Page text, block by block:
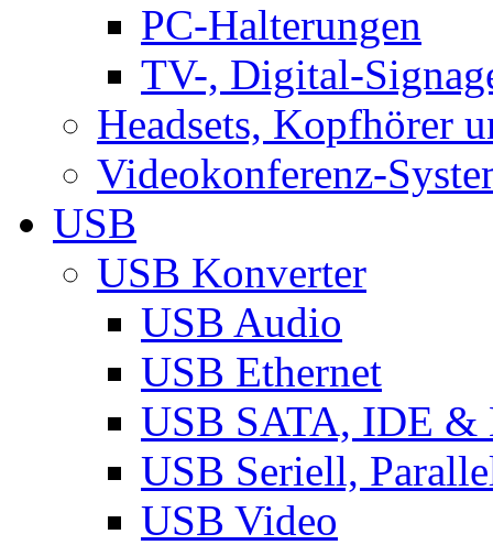
PC-Halterungen
TV-, Digital-
Headsets, Kopfhörer
Videokonferenz-
USB
USB Konverter
USB Audio
USB Ethernet
USB SATA, IDE &
USB Seriell,
USB Video